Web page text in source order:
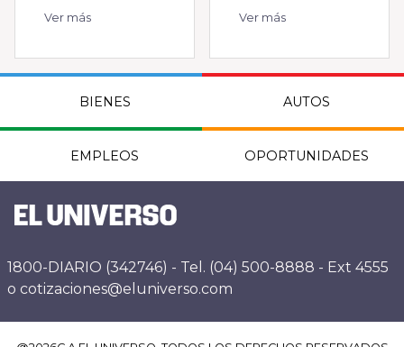
Ver más Ver más
BIENES AUTOS
EMPLEOS OPORTUNIDADES
1800-DIARIO (342746) - Tel. (04) 500-8888 - Ext 4555
o cotizaciones@eluniverso.com